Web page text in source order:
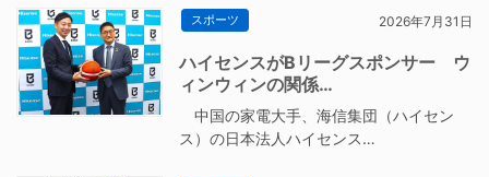
スポーツ 2026年7月31日
ハイセンスがBリーグスポンサー ウ
ィンウィンの関係…
中国の家電大手、海信集団（ハイセン
ス）の日本法人ハイセンス…